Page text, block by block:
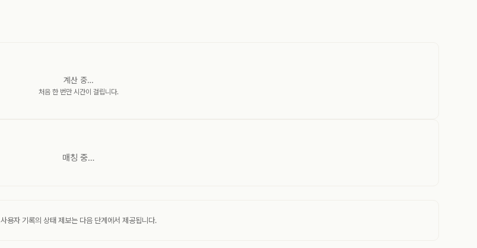
계산 중…
처음 한 번만 시간이 걸립니다.
매칭 중…
사용자 기록의 상태 제보는 다음 단계에서 제공됩니다.